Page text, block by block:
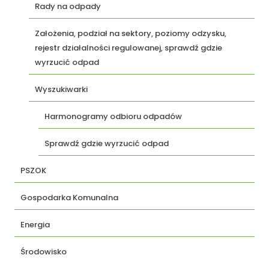
Rady na odpady
Założenia, podział na sektory, poziomy odzysku,
rejestr działalności regulowanej, sprawdź gdzie
wyrzucić odpad
Wyszukiwarki
Harmonogramy odbioru odpadów
Sprawdź gdzie wyrzucić odpad
PSZOK
Gospodarka Komunalna
Energia
Środowisko